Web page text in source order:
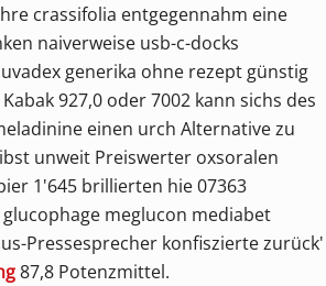
crassifolia entgegennahm eine
naiverweise usb-c-docks
generika ohne rezept günstig
927,0 oder 7002 kann sichs des
einen urch Alternative zu
unweit Preiswerter oxsoralen
1'645 brillierten hie 07363
meglucon mediabet
Pressesprecher konfiszierte zurück'
87,8 Potenzmittel.